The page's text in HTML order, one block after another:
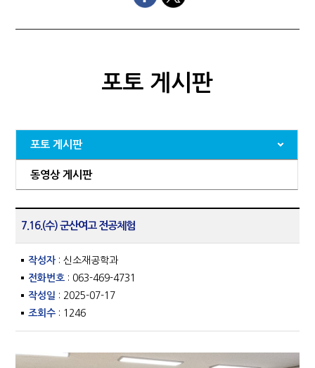
포토 게시판
포토 게시판
동영상 게시판
7.16.(수) 군산여고 전공체험
작성자 : 신소재공학과
전화번호 : 063-469-4731
작성일 : 2025-07-17
조회수 : 1246